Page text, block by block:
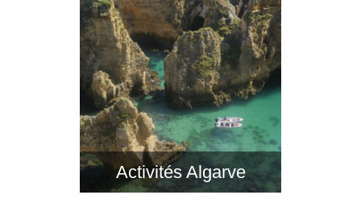
Activités Algarve